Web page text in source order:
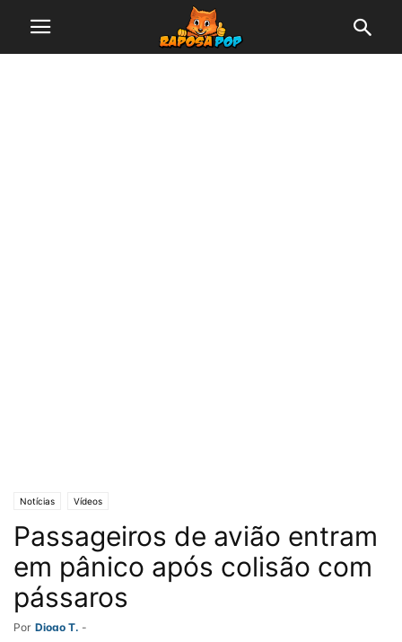
Notícias Vídeos
Passageiros de avião entram
em pânico após colisão com
pássaros
Por Diogo T. -